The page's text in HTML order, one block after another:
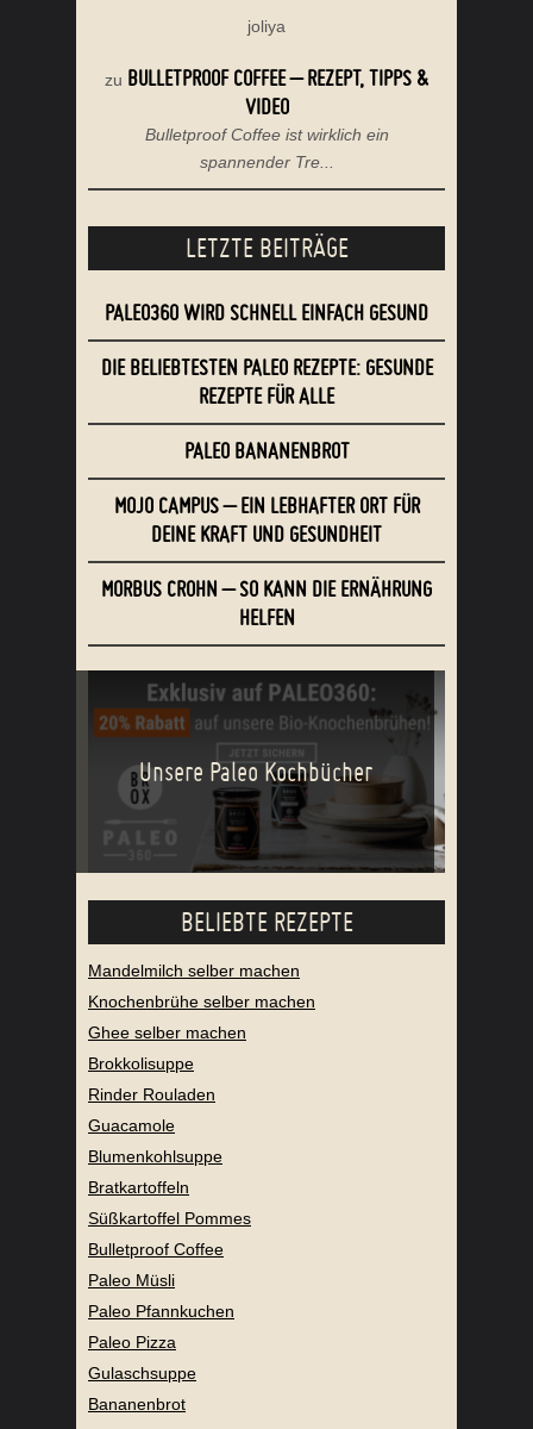
joliya
zu BULLETPROOF COFFEE – REZEPT, TIPPS &
VIDEO
Bulletproof Coffee ist wirklich ein
spannender Tre...
LETZTE BEITRÄGE
PALEO360 WIRD SCHNELL EINFACH GESUND
DIE BELIEBTESTEN PALEO REZEPTE: GESUNDE
REZEPTE FÜR ALLE
PALEO BANANENBROT
MOJO CAMPUS – EIN LEBHAFTER ORT FÜR
DEINE KRAFT UND GESUNDHEIT
MORBUS CROHN – SO KANN DIE ERNÄHRUNG
HELFEN
Unsere Paleo Kochbücher
BELIEBTE REZEPTE
Mandelmilch selber machen
Knochenbrühe selber machen
Ghee selber machen
Brokkolisuppe
Rinder Rouladen
Guacamole
Blumenkohlsuppe
Bratkartoffeln
Süßkartoffel Pommes
Bulletproof Coffee
Paleo Müsli
Paleo Pfannkuchen
Paleo Pizza
Gulaschsuppe
Bananenbrot